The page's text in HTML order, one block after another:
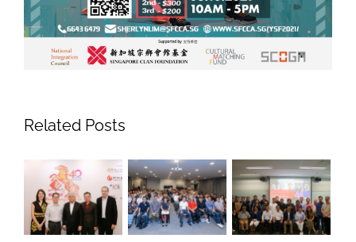
Related Posts